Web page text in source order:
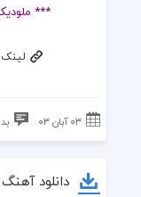
***
لینک
۰۳ آبان ۰۳
دانلود آهنگ